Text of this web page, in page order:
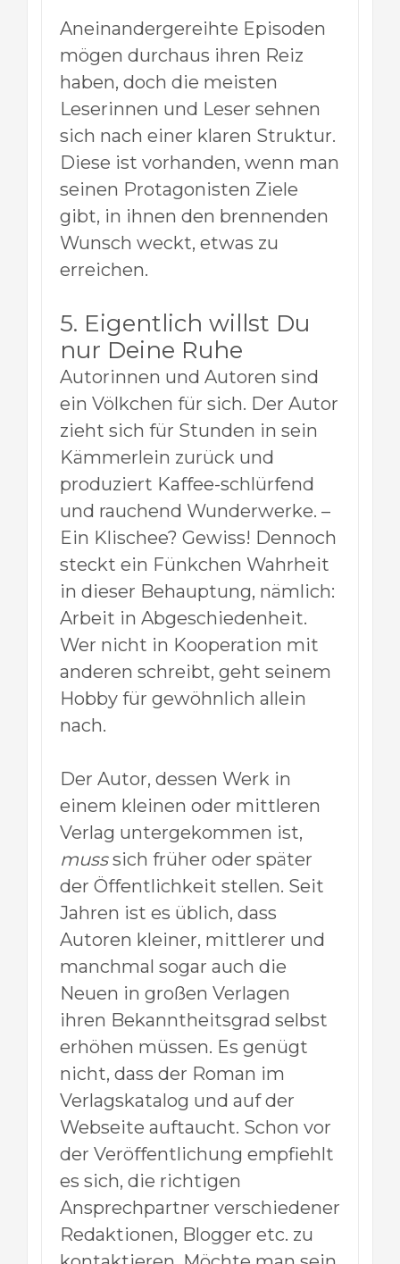
Aneinandergereihte Episoden
mögen durchaus ihren Reiz
haben, doch die meisten
Leserinnen und Leser sehnen
sich nach einer klaren Struktur.
Diese ist vorhanden, wenn man
seinen Protagonisten Ziele
gibt, in ihnen den brennenden
Wunsch weckt, etwas zu
erreichen.
5. Eigentlich willst Du
nur Deine Ruhe
Autorinnen und Autoren sind
ein Völkchen für sich. Der Autor
zieht sich für Stunden in sein
Kämmerlein zurück und
produziert Kaffee-schlürfend
und rauchend Wunderwerke. –
Ein Klischee? Gewiss! Dennoch
steckt ein Fünkchen Wahrheit
in dieser Behauptung, nämlich:
Arbeit in Abgeschiedenheit.
Wer nicht in Kooperation mit
anderen schreibt, geht seinem
Hobby für gewöhnlich allein
nach.
Der Autor, dessen Werk in
einem kleinen oder mittleren
Verlag untergekommen ist,
musssich früher oder später
der Öffentlichkeit stellen. Seit
Jahren ist es üblich, dass
Autoren kleiner, mittlerer und
manchmal sogar auch die
Neuen in großen Verlagen
ihren Bekanntheitsgrad selbst
erhöhen müssen. Es genügt
nicht, dass der Roman im
Verlagskatalog und auf der
Webseite auftaucht. Schon vor
der Veröffentlichung empfiehlt
es sich, die richtigen
Ansprechpartner verschiedener
Redaktionen, Blogger etc. zu